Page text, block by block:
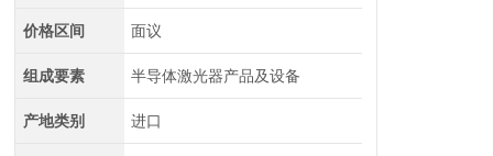
价格区间 面议
组成要素 半导体激光器产品及设备
产地类别 进口